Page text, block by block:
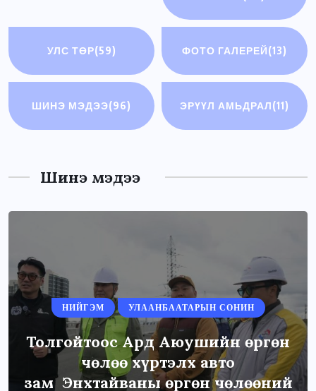
УЛС ТӨР(59) ФОТО ГАЛЕРЕЙ(13)
ШИНЭ МЭДЭЭ(96) ЭРҮҮЛ АМЬДРАЛ(11)
Шинэ мэдээ
НИЙГЭМ УЛААНБААТАРЫН СОНИН
Толгойтоос Ард Аюушийн өргөн
чөлөө хүртэлх авто
зам Энхтайваны өргөн чөлөөний